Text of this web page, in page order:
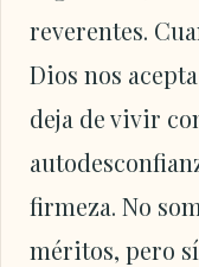
reverentes.
Dios nos
deja de vivir
firmeza. No
méritos, pero